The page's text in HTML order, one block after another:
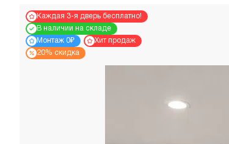
Каждая 3-я дверь бесплатно!
В наличии на складе
Монтаж 0₽
Хит продаж
20% скидка